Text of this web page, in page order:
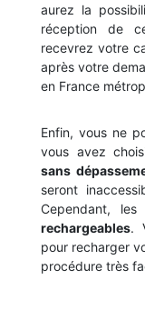
aurez la
réception de
recevrez votre
après votre
en France
Enfin, vous ne
vous avez
sans
seront
Cependant,
rechargeables.
pour recharger
procédure très